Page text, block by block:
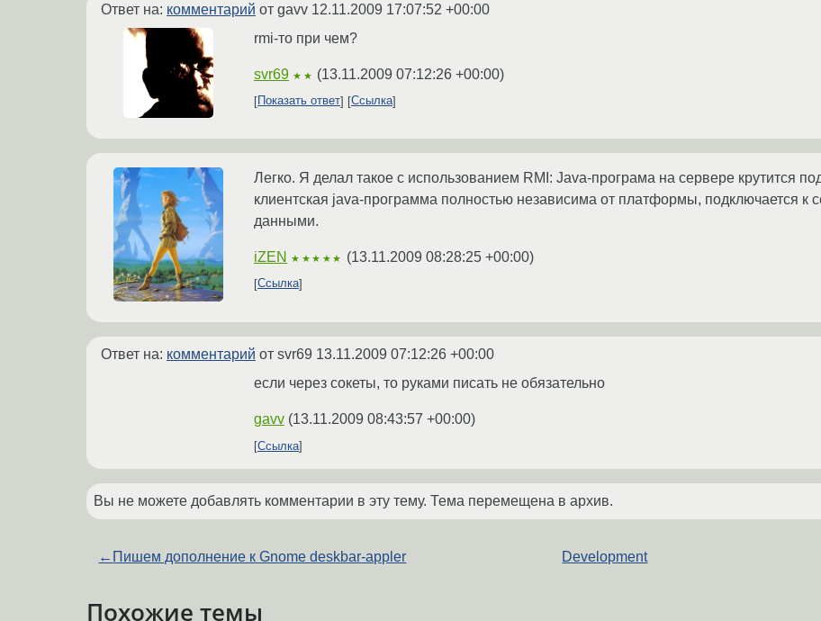
Ответ на: комментарий от gavv 12.11.2009 17:07:52 +00:00
rmi-то при чем?
svr69 ★★ (13.11.2009 07:12:26 +00:00)
Показать ответ Ссылка
Легко. Я делал такое с использованием RMI: Java-програма на сервере крутится
клиентская java-программа полностью независима от платформы, подключается к
данными.
iZEN ★★★★★ (13.11.2009 08:28:25 +00:00)
Ссылка
Ответ на: комментарий от svr69 13.11.2009 07:12:26 +00:00
если через сокеты, то руками писать не обязательно
gavv (13.11.2009 08:43:57 +00:00)
Ссылка
Вы не можете добавлять комментарии в эту тему. Тема перемещена в архив.
← Пишем дополнение к Gnome deskbar-appler Development
Похожие темы